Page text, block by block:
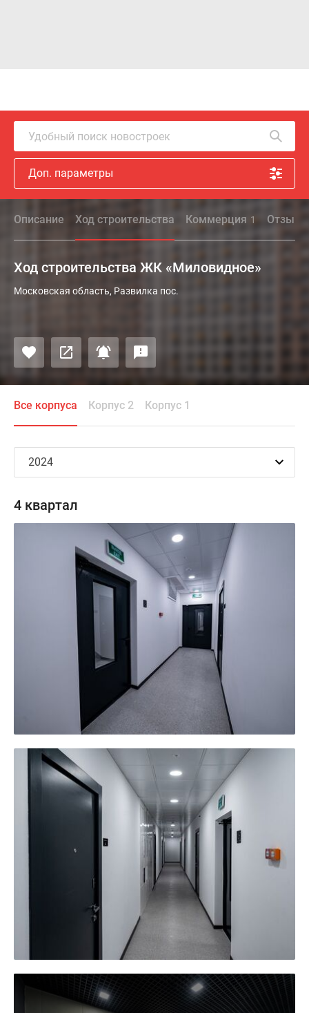
Удобный поиск новостроек
Доп. параметры
Описание Ход строительства Коммерция 1 Отзывы
Ход строительства ЖК «Миловидное»
Московская область, Развилка пос.
Все корпуса Корпус 2 Корпус 1
4 квартал